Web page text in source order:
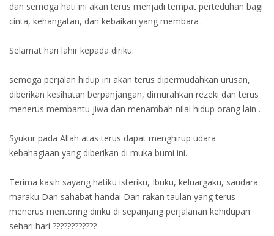
dan semoga hati ini akan terus menjadi tempat perteduhan bagi
cinta, kehangatan, dan kebaikan yang membara .
Selamat hari lahir kepada diriku.
semoga perjalan hidup ini akan terus dipermudahkan urusan,
diberikan kesihatan berpanjangan, dimurahkan rezeki dan terus
menerus membantu jiwa dan menambah nilai hidup orang lain .
Syukur pada Allah atas terus dapat menghirup udara
kebahagiaan yang diberikan di muka bumi ini.
Terima kasih sayang hatiku isteriku, Ibuku, keluargaku, saudara
maraku Dan sahabat handai Dan rakan taulan yang terus
menerus mentoring diriku di sepanjang perjalanan kehidupan
sehari hari ????????????